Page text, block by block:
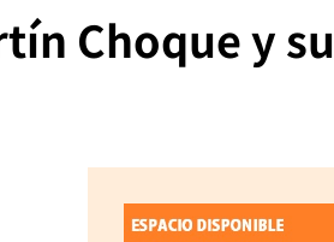
Choque y su